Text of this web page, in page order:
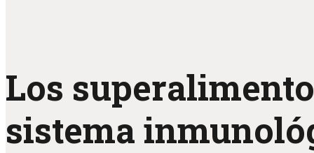
Los
sistema